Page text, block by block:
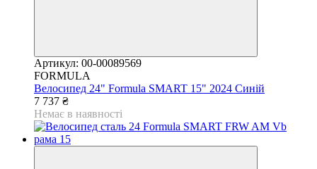
Артикул: 00-00089569
FORMULA
Велосипед 24" Formula SMART 15" 2024 Синій
7 737 ₴
Немає в наявності